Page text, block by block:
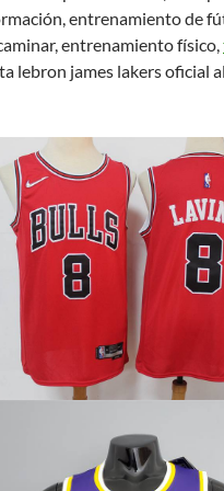
entrenamiento de
entrenamiento físico,
lebron james lakers oficial